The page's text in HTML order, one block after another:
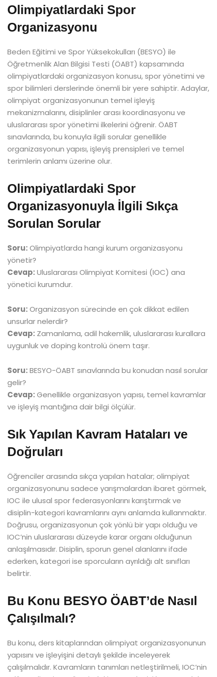
Olimpiyatlardaki Spor
Organizasyonu
Beden Eğitimi ve Spor Yüksekokulları (BESYO) ile
Öğretmenlik Alan Bilgisi Testi (ÖABT) kapsamında
olimpiyatlardaki organizasyon konusu, spor yönetimi ve
spor bilimleri derslerinde önemli bir yere sahiptir. Adaylar,
olimpiyat organizasyonunun temel işleyiş
mekanizmalarını, disiplinler arası koordinasyonu ve
uluslararası spor yönetimi ilkelerini öğrenir. ÖABT
sınavlarında, bu konuyla ilgili sorular genellikle
organizasyonun yapısı, işleyiş prensipleri ve temel
terimlerin anlamı üzerine olur.
Olimpiyatlardaki Spor
Organizasyonuyla İlgili Sıkça
Sorulan Sorular
Soru:Olimpiyatlarda hangi kurum organizasyonu
yönetir?
Cevap:Uluslararası Olimpiyat Komitesi (IOC) ana
yönetici kurumdur.
Soru:Organizasyon sürecinde en çok dikkat edilen
unsurlar nelerdir?
Cevap: Zamanlama, adil hakemlik, uluslararası kurallara
uygunluk ve doping kontrolü önem taşır.
Soru:BESYO-ÖABT sınavlarında bu konudan nasıl sorular
gelir?
Cevap:Genellikle organizasyon yapısı, temel kavramlar
ve işleyiş mantığına dair bilgi ölçülür.
Sık Yapılan Kavram Hataları ve
Doğruları
Öğrenciler arasında sıkça yapılan hatalar; olimpiyat
organizasyonunu sadece yarışmalardan ibaret görmek,
IOC ile ulusal spor federasyonlarını karıştırmak ve
disiplin-kategori kavramlarını aynı anlamda kullanmaktır.
Doğrusu, organizasyonun çok yönlü bir yapı olduğu ve
IOC’nin uluslararası düzeyde karar organı olduğunun
anlaşılmasıdır. Disiplin, sporun genel alanlarını ifade
ederken, kategori ise sporcuların ayrıldığı alt sınıfları
belirtir.
Bu Konu BESYO ÖABT’de Nasıl
Çalışılmalı?
Bu konu, ders kitaplarından olimpiyat organizasyonunun
yapısını ve işleyişini detaylı şekilde inceleyerek
çalışılmalıdır. Kavramların tanımları netleştirilmeli, IOC’nin